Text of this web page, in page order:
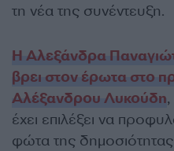
τη νέα της συνέντευξη.
Η Αλεξάνδρα
βρει στον έρωτα στο
Αλέξανδρου Λυκούδη
έχει επιλέξει να
φώτα της δημοσιότητας